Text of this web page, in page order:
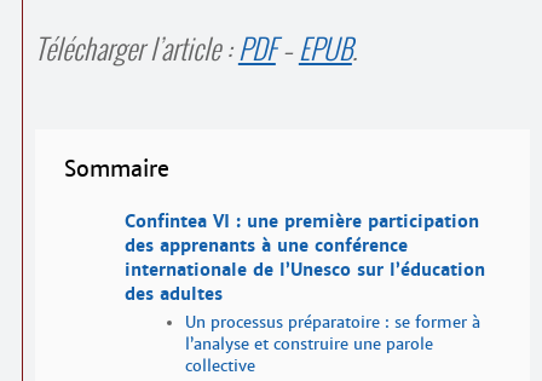
Télécharger l’article :PDF– EPUB.
Sommaire
Confintea VI : une première participation
des apprenants à une conférence
internationale de l’Unesco sur l’éducation
des adultes
Un processus préparatoire : se former à
l’analyse et construire une parole
collective